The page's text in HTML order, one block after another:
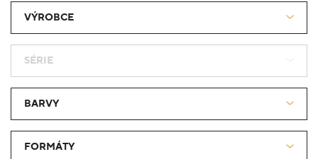
VÝROBCE
SÉRIE
BARVY
FORMÁTY